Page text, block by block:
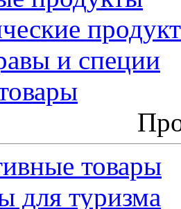
и специи
товары
для туризма